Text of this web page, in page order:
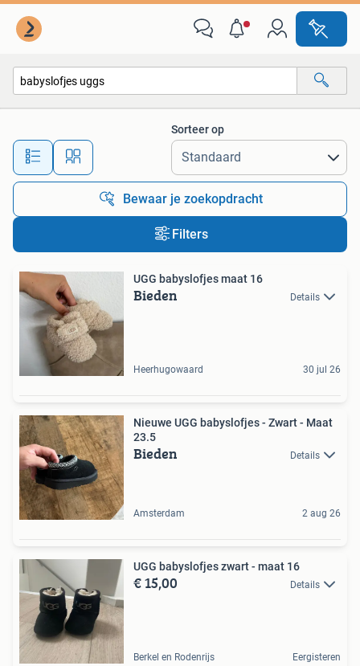
Alle afstanden…
Sorteer op
Bewaar je zoekopdracht
Filters
UGG babyslofjes maat 16
Bieden Details
Heerhugowaard 30 jul 26
Nieuwe UGG babyslofjes - Zwart - Maat
23.5
Bieden Details
Amsterdam 2 aug 26
UGG babyslofjes zwart - maat 16
€ 15,00 Details
Berkel en Rodenrijs Eergisteren